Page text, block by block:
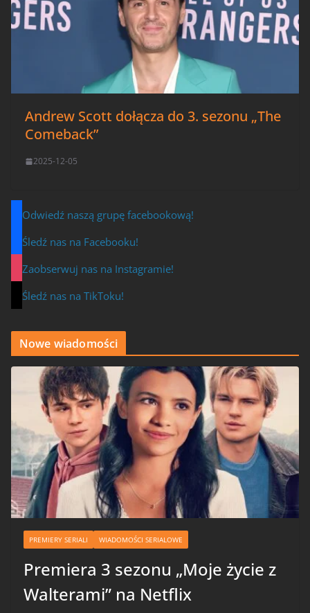
Andrew Scott dołącza do 3. sezonu „The
Comeback”
2025-12-05
Odwiedź naszą grupę facebookową!
Śledź nas na Facebooku!
Zaobserwuj nas na Instagramie!
Śledź nas na TikToku!
Nowe wiadomości
PREMIERY SERIALI WIADOMOŚCI SERIALOWE
Premiera 3 sezonu „Moje życie z
Walterami” na Netflix